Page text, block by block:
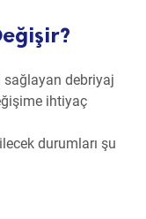
sağlayan debriyaj
ihtiyaç
durumları şu